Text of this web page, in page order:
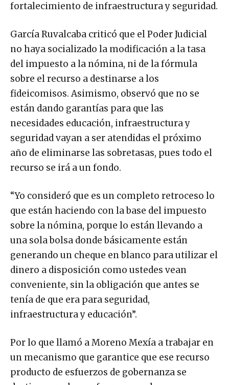
fortalecimiento de infraestructura y seguridad.
García Ruvalcaba criticó que el Poder Judicial
no haya socializado la modificación a la tasa
del impuesto a la nómina, ni de la fórmula
sobre el recurso a destinarse a los
fideicomisos. Asimismo, observó que no se
están dando garantías para que las
necesidades educación, infraestructura y
seguridad vayan a ser atendidas el próximo
año de eliminarse las sobretasas, pues todo el
recurso se irá a un fondo.
“Yo consideró que es un completo retroceso lo
que están haciendo con la base del impuesto
sobre la nómina, porque lo están llevando a
una sola bolsa donde básicamente están
generando un cheque en blanco para utilizar el
dinero a disposición como ustedes vean
conveniente, sin la obligación que antes se
tenía de que era para seguridad,
infraestructura y educación”.
Por lo que llamó a Moreno Mexía a trabajar en
un mecanismo que garantice que ese recurso
producto de esfuerzos de gobernanza se